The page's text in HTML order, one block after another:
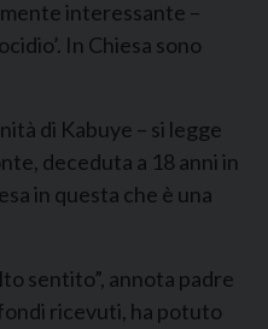
interessante –
In Chiesa sono
di Kabuye – si legge
deceduta a 18 anni in
in questa che è una
sentito”, annota padre
ricevuti, ha potuto